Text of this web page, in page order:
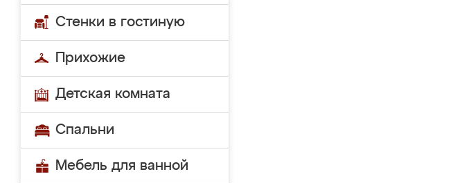
Стенки в гостиную
Прихожие
Детская комната
Спальни
Мебель для ванной